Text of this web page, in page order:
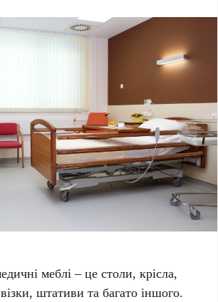
меблі – це столи, крісла,
штативи та багато іншого.